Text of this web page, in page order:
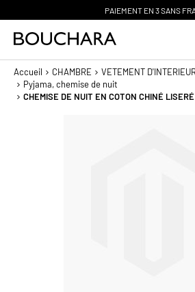
PAIEMENT EN 3 SANS
Accueil CHAMBRE
VETEMENT
Pyjama, chemise de nuit
CHEMISE DE NUIT EN COTON CHINÉ